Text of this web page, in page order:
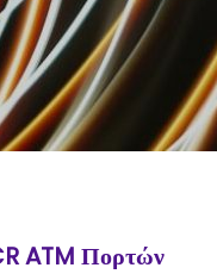
ATM Πορτών